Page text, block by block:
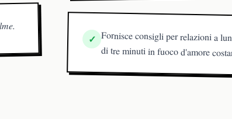
✓ Fornisce consigli per relazioni a
di tre minuti in fuoco d'amore